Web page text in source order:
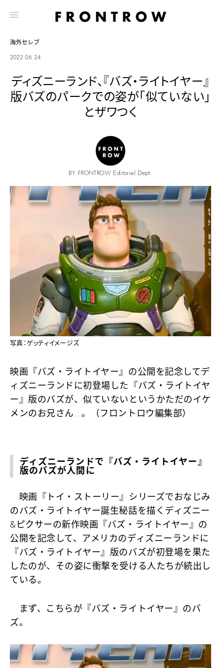
海外セレブ
2022.06.24
ディズニーランド、『バズ・ライトイヤー』
版バズのパークでの姿が「似ていない」
とザワつく
BY FRONTROW Editorial Dept.
写真：ゲッティイメージズ
映画『バズ・ライトイヤー』の公開を記念してデ
ィズニーランドに初登場した『バズ・ライトイヤ
ー』版のバズが、似ていないというかただのイケ
メンのお兄さん…。（フロントロウ編集部）
ディズニーランドで『バズ・ライトイヤー』
版のバズが人間に
映画『トイ・ストーリー』シリーズでおなじみ
のバズ・ライトイヤー誕生秘話を描くディズニー
&ピクサーの新作映画『バズ・ライトイヤー』の
公開を記念して、アメリカのディズニーランドに
『バズ・ライトイヤー』版のバズが初登場を果た
したのが、その姿に衝撃を受ける人たちが続出し
ている。
まず、こちらが『バズ・ライトイヤー』のバ
ズ。